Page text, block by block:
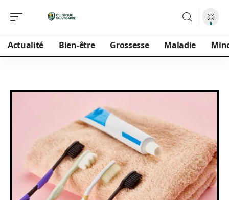
Actualité Bien-être Grossesse Maladie